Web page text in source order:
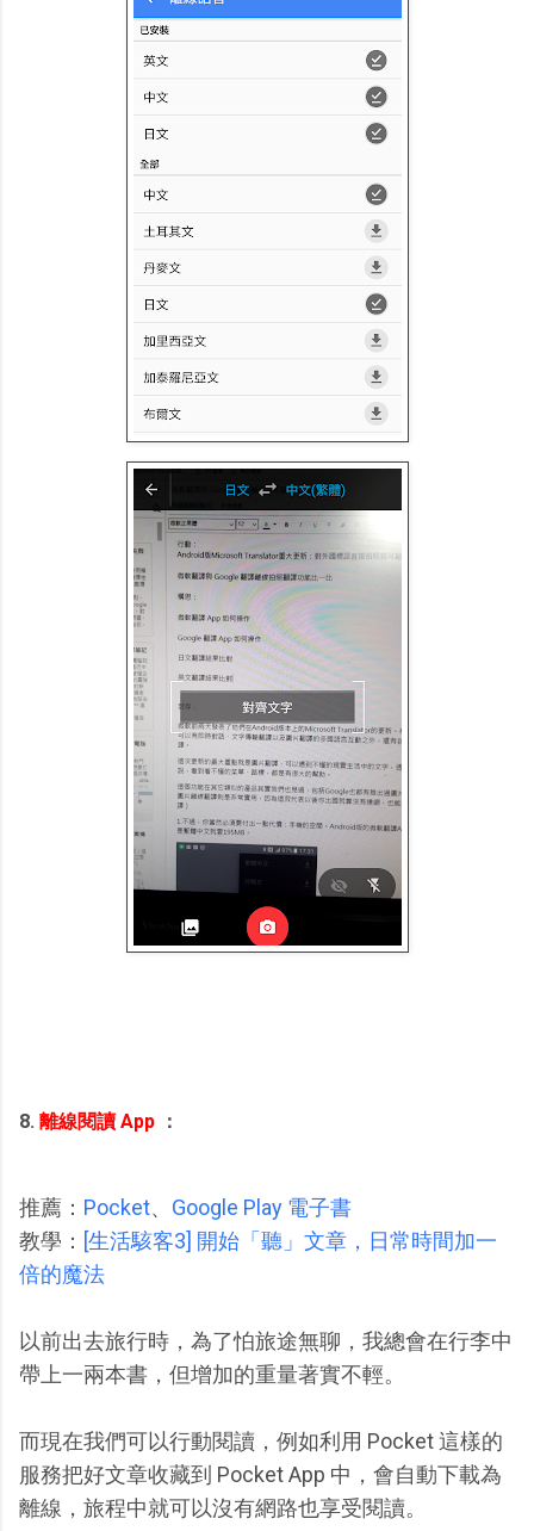
8. 離線閱讀 App ：
推薦： Pocket、 Google Play 電子書
教學： [生活駭客3] 開始「聽」文章，日常時間加一
倍的魔法
以前出去旅行時，為了怕旅途無聊，我總會在行李中
帶上一兩本書，但增加的重量著實不輕。
而現在我們可以行動閱讀，例如利用 Pocket 這樣的
服務把好文章收藏到 Pocket App 中，會自動下載為
離線，旅程中就可以沒有網路也享受閱讀。